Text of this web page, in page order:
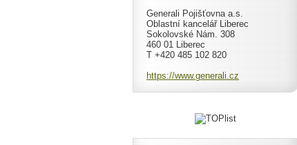
Generali Pojišťovna a.s.
Oblastní kancelář Liberec
Sokolovské Nám. 308
460 01 Liberec
T +420 485 102 820
https://www.generali.cz